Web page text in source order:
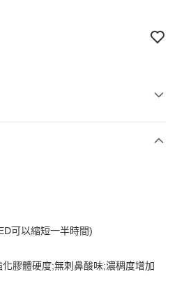
可以縮短一半時間)
膠體硬度;無刺鼻酸味;濃稠度增加